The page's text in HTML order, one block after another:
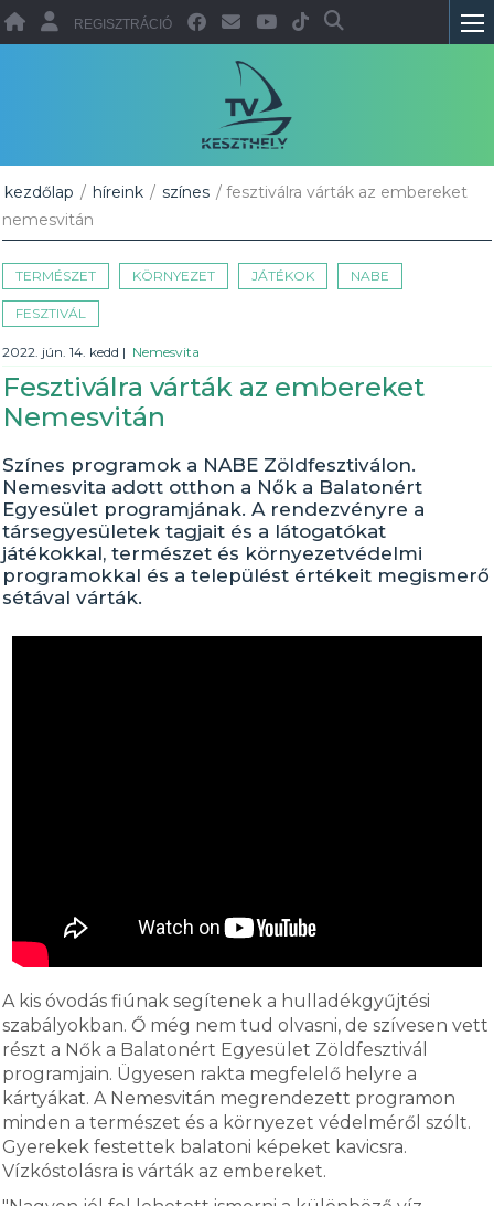
REGISZTRÁCIÓ
kezdőlap / híreink / színes / fesztiválra várták az embereket
nemesvitán
TERMÉSZET KÖRNYEZET JÁTÉKOK NABE
FESZTIVÁL
2022. jún. 14. kedd | Nemesvita
Fesztiválra várták az embereket
Nemesvitán
Színes programok a NABE Zöldfesztiválon.
Nemesvita adott otthon a Nők a Balatonért
Egyesület programjának. A rendezvényre a
társegyesületek tagjait és a látogatókat
játékokkal, természet és környezetvédelmi
programokkal és a települést értékeit megismerő
sétával várták.
A kis óvodás fiúnak segítenek a hulladékgyűjtési
szabályokban. Ő még nem tud olvasni, de szívesen vett
részt a Nők a Balatonért Egyesület Zöldfesztivál
programjain. Ügyesen rakta megfelelő helyre a
kártyákat. A Nemesvitán megrendezett programon
minden a természet és a környezet védelméről szólt.
Gyerekek festettek balatoni képeket kavicsra.
Vízkóstolásra is várták az embereket.